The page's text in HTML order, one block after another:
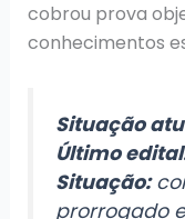
cobrou prova
conhecimentos
Situação
Último
Situação:
prorrogado